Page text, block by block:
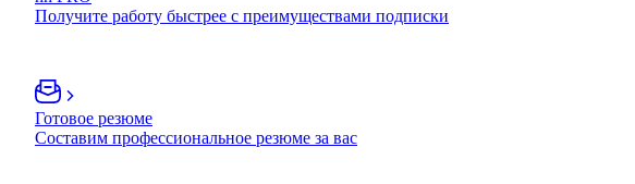
Получите работу быстрее с преимуществами подписки
Готовое резюме
Составим профессиональное резюме за вас